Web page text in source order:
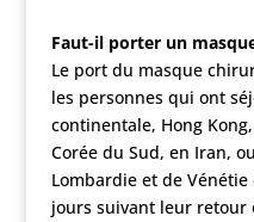
Faut-il porter un
Le port du masque
les personnes qui ont
continentale, Hong
Corée du Sud, en Iran,
Lombardie et de
jours suivant leur retour